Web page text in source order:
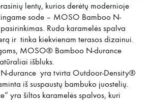
lentų, kurios derėtų modernioje
sode – MOSO Bamboo N-
Ruda karamelės spalva
ir tinka kiekvienam terasos dizainui.
MOSO® Bamboo N-durance
išbluks.
durance yra tvirta Outdoor-Density®
iš suspaustų bambuko juostelių.
yra šiltos karamelės spalvos, kuri